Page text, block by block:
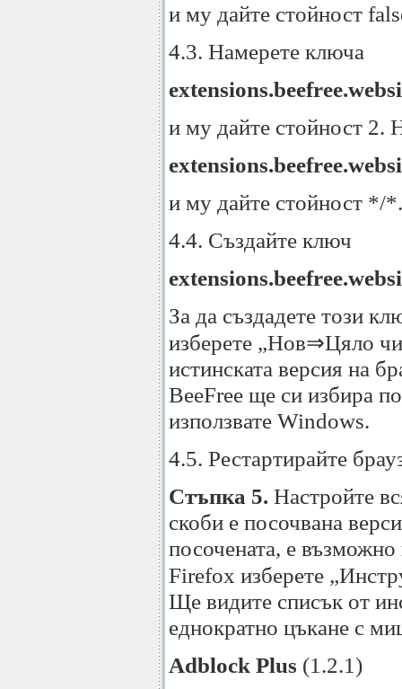
и му дайте стойност
4.3. Намерете ключа
и му дайте стойност 2.
и му дайте стойност */
4.4. Създайте ключ
За да създадете този
изберете „Нов⇒Цяло
истинската версия на
BeeFree ще си избира
използвате Windows.
4.5. Рестартирайте
Стъпка 5. Настройте
скоби е посочвана
посочената, е
Firefox изберете
Ще видите списък от
еднократно цъкане с
Adblock Plus (1.2.1)